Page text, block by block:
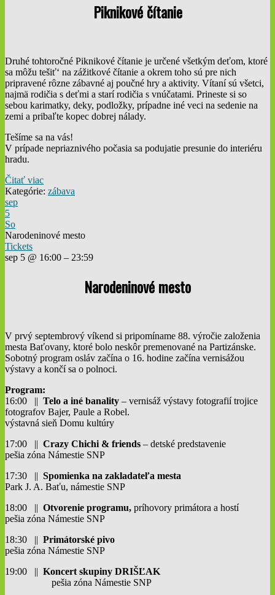
Piknikové čítanie
Druhé tohtoročné Piknikové čítanie je určené všetkým deťom, ktoré
sa môžu tešiť‘ na zážitkové čítanie a okrem toho sú pre nich
pripravené rôzne zábavné aj poučné hry a aktivity. Vítaní sú všetci,
najmä rodičia s deťmi a starí rodičia s vnúčatami. Prineste si so
sebou karimatky, deky, podložky, prípadne iné veci na sedenie na
zemi a pribaľte kopec dobrej nálady.
Tešíme sa na vás!
V prípade nepriaznivého počasia sa podujatie presunie do interiéru
hradu.
Čitať viac
Kategórie: zábava
sep
5
So
Narodeninové mesto
Tickets
sep 5 @ 16:00 – 23:59
Narodeninové mesto
V prvý septembrový víkend si pripomíname 88. výročie založenia
mesta Baťovany, ktoré bolo neskôr premenované na Partizánske.
Sobotný program osláv začína o 16. hodine začína vernisážou
výstavy a končí sa o polnoci.
Program:
16:00 || Telo a iné banality – vernisáž výstavy fotografií trojice
fotografov Bajer, Paule a Robel.
výstavná sieň Domu kultúry
17:00 || Crazy Chichi & friends – detské predstavenie
pešia zóna Námestie SNP
17:30 || Spomienka na zakladateľa mesta
Park J. A. Baťu, námestie SNP
18:00 || Otvorenie programu, príhovory primátora a hostí
pešia zóna Námestie SNP
18:30 || Primátorské pivo
pešia zóna Námestie SNP
19:00 || Koncert skupiny DRIŠĽAK
pešia zóna Námestie SNP